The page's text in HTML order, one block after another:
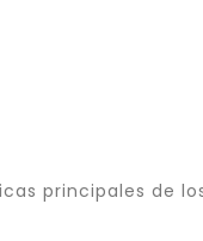
principales de